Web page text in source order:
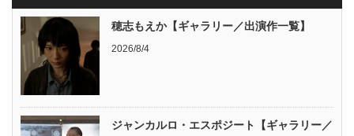
穂志もえか【ギャラリー／出演作一覧】
2026/8/4
ジャンカルロ・エスポジート【ギャラリー／